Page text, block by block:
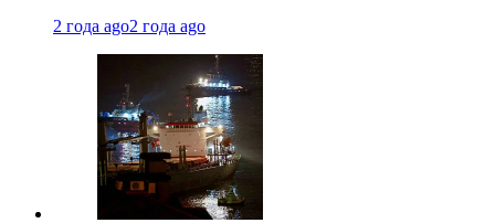
2 года ago2 года ago